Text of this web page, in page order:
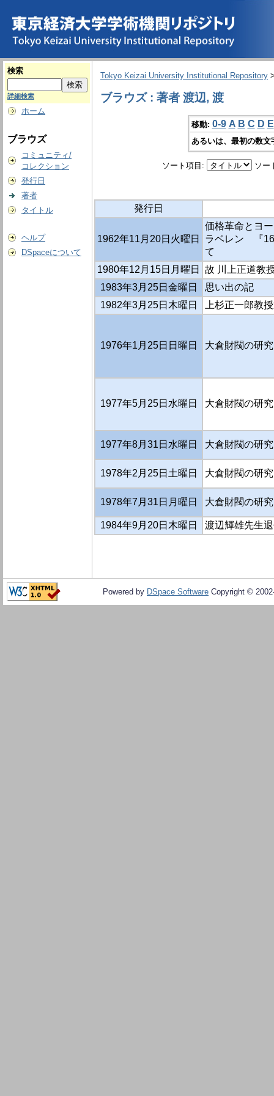
検索
詳細検索
ホーム
ブラウズ
コミュニティ/
コレクション
発行日
著者
タイトル
ヘルプ
DSpaceについて
Tokyo Keizai University Institutional Repository
ブラウズ : 著者 渡辺, 渡
移動: 0-9 A B C D E
あるいは、最初の数
ソート項目: ソー
発行日
1962年11月20日火曜日
価格革命とヨ
ラベレン 『16
て
1980年12月15日月曜日
故 川上正道教
1983年3月25日金曜日
思い出の記
1982年3月25日木曜日
上杉正一郎教
1976年1月25日日曜日 大倉財閥の研
1977年5月25日水曜日 大倉財閥の研
1977年8月31日水曜日 大倉財閥の研
1978年2月25日土曜日 大倉財閥の研
1978年7月31日月曜日 大倉財閥の研
1984年9月20日木曜日 渡辺輝雄先生
Powered by DSpace Software Copyright ©